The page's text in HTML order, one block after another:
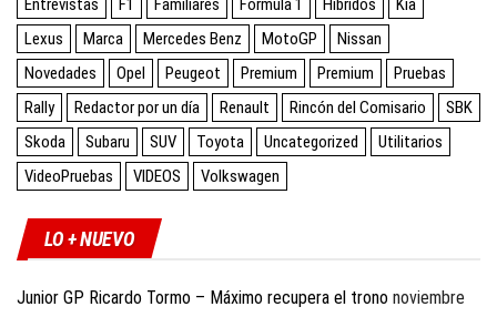
Entrevistas
F1 Familiares Formula 1 Híbridos
Kia
Lexus
Marca Mercedes Benz MotoGP
Nissan
Novedades
Opel Peugeot Premium Premium
Pruebas
Rally
Redactor por un día Renault Rincón del Comisario
SBK
Skoda
Subaru SUV Toyota Uncategorized
Utilitarios
VideoPruebas
VIDEOS Volkswagen
LO + NUEVO
Junior GP Ricardo Tormo – Máximo recupera el trono noviembre